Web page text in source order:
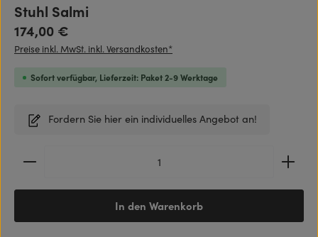
Stuhl Salmi
Regulärer Preis:
174,00 €
Preise inkl. MwSt. inkl. Versandkosten*
Sofort verfügbar, Lieferzeit: Paket 2-9 Werktage
Fordern Sie hier ein individuelles Angebot an!
Produkt Anzahl: Gib den gewünschten Wert ein
In den Warenkorb